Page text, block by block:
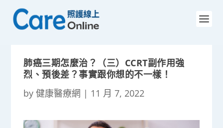
肺癌三期怎麼治？（三）CCRT副作用強
烈、預後差？事實跟你想的不一樣！
by健康醫療網 | 11 月 7, 2022